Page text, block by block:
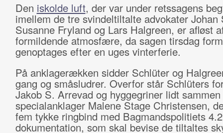
Den iskolde luft, der var under retssagens
imellem de tre svindeltiltalte advokater Johan
Susanne Fryland og Lars Halgreen, er afløst
formildende atmosfære, da sagen tirsdag
genoptages efter en uges vinterferie.
På anklagerækken sidder Schlüter og
gang og småsludrer. Overfor står Schlüters
Jakob S. Arrevad og hyggegriner lidt
specialanklager Malene Stage Christensen,
fem tykke ringbind med Bagmandspolitiets
dokumentation, som skal bevise de tiltaltes